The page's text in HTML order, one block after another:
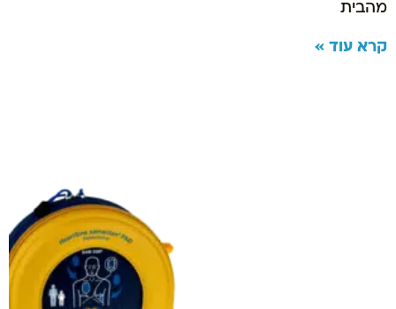
מהבית
קרא עוד »